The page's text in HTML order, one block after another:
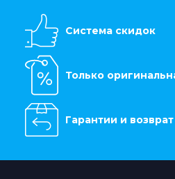
Система скидок
Только
Гарантии и возврат